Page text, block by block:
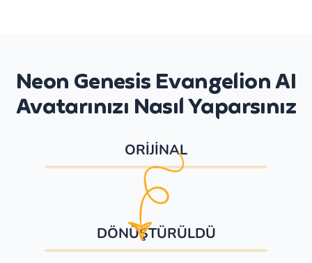
Neon Genesis Evangelion AI
Avatarınızı Nasıl Yaparsınız
ORİJİNAL
DÖNÜŞTÜRÜLDÜ